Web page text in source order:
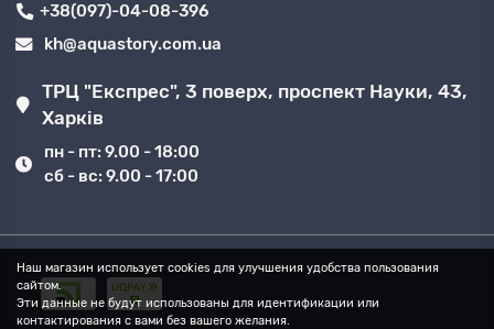
Дома и квартиры, контуры отопления/ГВС
Сухой ротор
Высокий КПД, рассчитан на большие расходы
Рекомендуемые бренды
циркуляционных насосов
Наш магазин использует cookies для улучшения удобства пользования
сайтом.
Эти данные не будут использованы для идентификации или
контактирования с вами без вашего желания.
+38(097)-04-08-396
kh@aquastory.com.ua
ТРЦ "Експрес", 3 поверх, проспект Науки, 43,
Харків
пн - пт: 9.00 - 18:00
сб - вс: 9.00 - 17:00